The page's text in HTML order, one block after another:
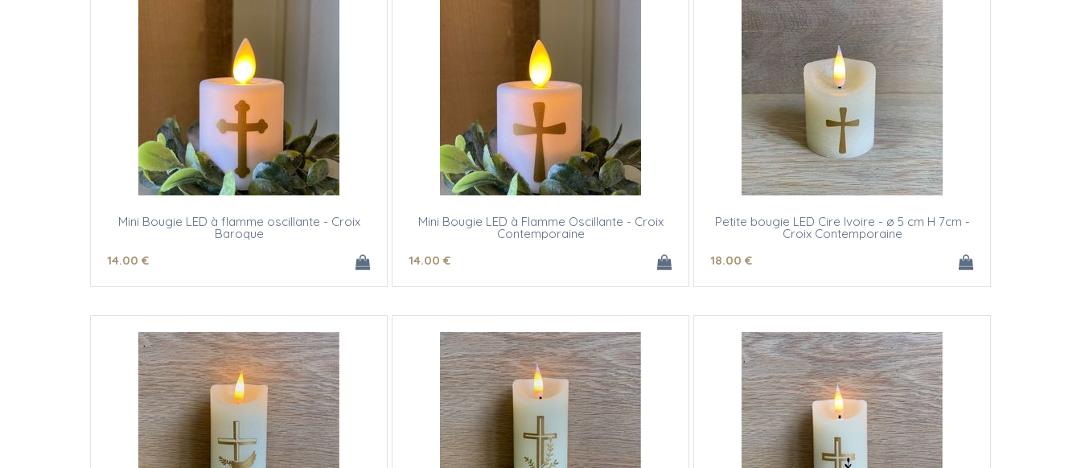
Mini Bougie LED à flamme oscillante - Croix
Baroque
14.00 €
Mini Bougie LED à Flamme Oscillante - Croix
Contemporaine
14.00 €
Petite bougie LED Cire Ivoire - ø 5 cm H 7cm -
Croix Contemporaine
18.00 €